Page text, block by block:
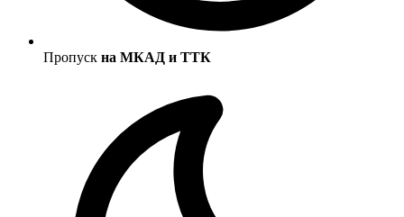
Пропуск на МКАД и ТТК